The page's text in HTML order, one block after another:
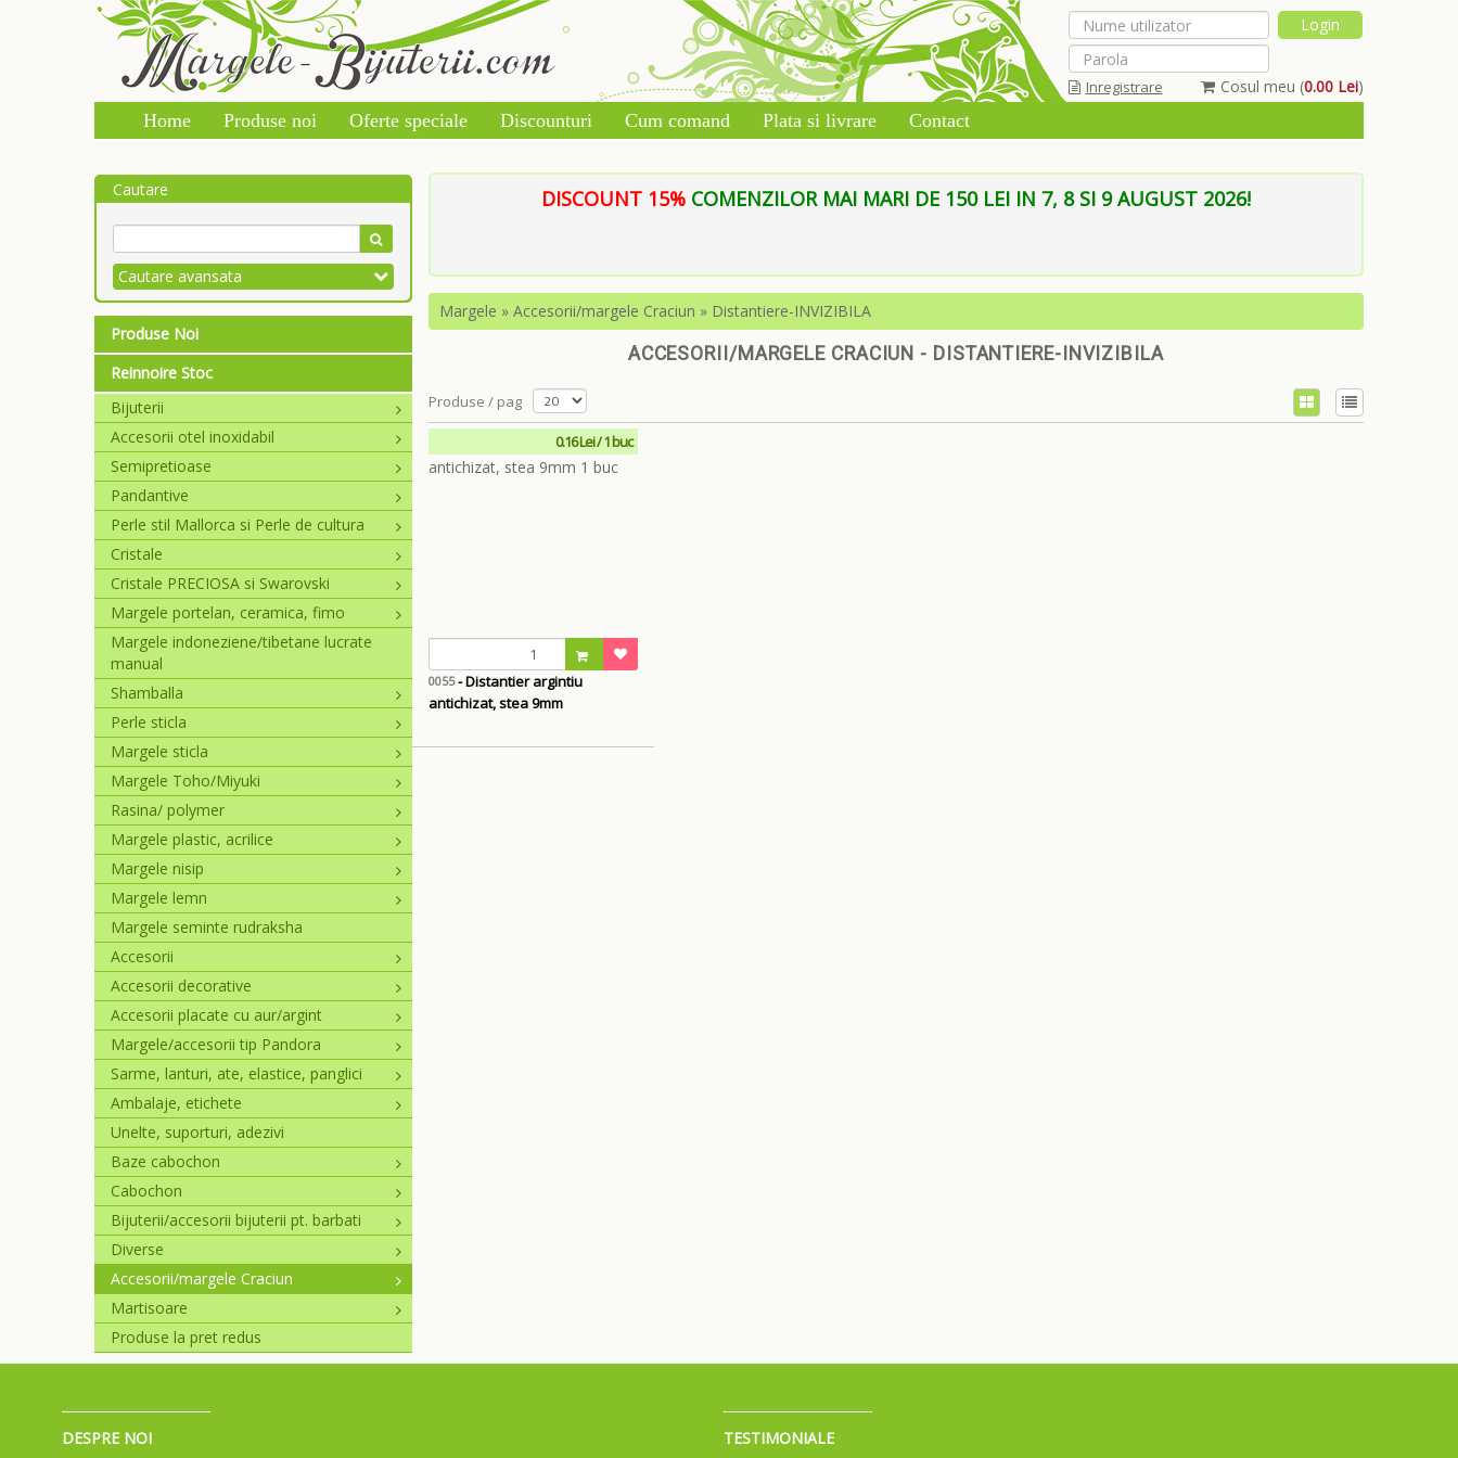
Cosul meu (0.00 Lei)
Inregistrare
Home Produse noi Oferte speciale Discounturi Cum comand Plata si livrare Contact
Cautare
Cautare avansata
Produse Noi
Reinnoire Stoc
Bijuterii
Accesorii otel inoxidabil
Semipretioase
Pandantive
Perle stil Mallorca si Perle de cultura
Cristale
Cristale PRECIOSA si Swarovski
Margele portelan, ceramica, fimo
Margele indoneziene/tibetane lucrate
manual
Shamballa
Perle sticla
Margele sticla
Margele Toho/Miyuki
Rasina/ polymer
Margele plastic, acrilice
Margele nisip
Margele lemn
Margele seminte rudraksha
Accesorii
Accesorii decorative
Accesorii placate cu aur/argint
Margele/accesorii tip Pandora
Sarme, lanturi, ate, elastice, panglici
Ambalaje, etichete
Unelte, suporturi, adezivi
Baze cabochon
Cabochon
Bijuterii/accesorii bijuterii pt. barbati
Diverse
Accesorii/margele Craciun
Martisoare
Produse la pret redus
DISCOUNT 15% COMENZILOR MAI MARI DE 150 LEI IN 7, 8 SI 9 AUGUST 2026!
Margele » Accesorii/margele Craciun » Distantiere-INVIZIBILA
ACCESORII/MARGELE CRACIUN - DISTANTIERE-INVIZIBILA
Produse / pag
0.16 Lei / 1 buc
0055- Distantier argintiu
antichizat, stea 9mm
DESPRE NOI TESTIMONIALE